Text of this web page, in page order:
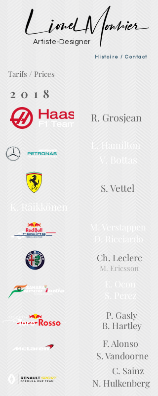
Artiste-Designer
Histoire / Contact
Tarifs / Prices
2018
R. Grosjean
L. Hamilton
V. Bottas
S. Vettel
K. Räikkönen
M. Verstappen
D. Ricciardo
M. Ericsson
Ch. Leclerc
E. Ocon
S. Perez
P. Gasly
B. Hartley
F. Alonso
S. Vandoorne
C. Sainz
N. Hulkenberg